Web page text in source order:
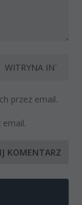
przez email.